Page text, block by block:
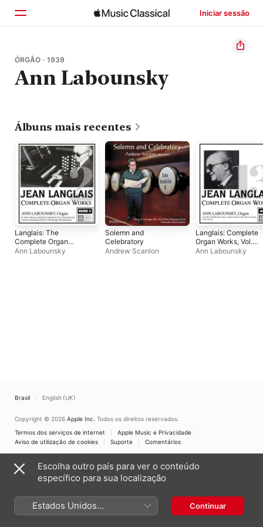
Iniciar sessão
Início
Explorar
ÓRGÃO · 1939
Ann Labounsky
Álbuns mais recentes
Langlais: The
Complete Organ
Works, Vol. II
Ann Labounsky
Solemn and
Celebratory
Andrew Scanlon
Langlais: Complete
Organ Works, Vol.
XIII
Ann Labounsky
Brasil English (UK)
Copyright © 2026 Apple Inc. Todos os direitos reservados.
Termos dos serviços de internet
Apple Music e Privacidade
Aviso de utilização de cookies
Suporte Comentários
Escolha outro país para ver o conteúdo
específico para sua localização
Estados Unidos
(Português Brasil)
Continuar